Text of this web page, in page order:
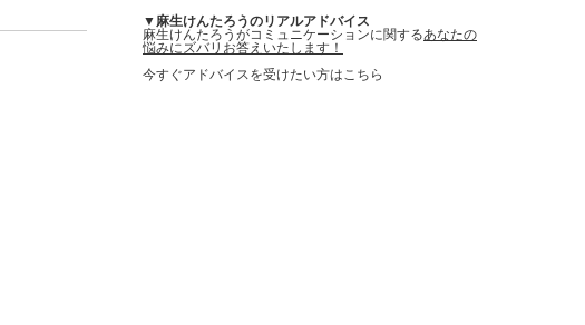
▼麻生けんたろうのリアルアドバイス
麻生けんたろうがコミュニケーションに関するあなたの
悩みにズバリお答えいたします！
今すぐアドバイスを受けたい方はこちら